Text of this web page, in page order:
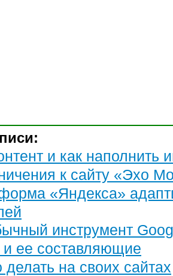
и как наполнить
к сайту «Эхо
«Яндекса»
инструмент
и ее составляющие
на своих сайтах